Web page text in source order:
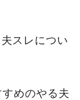
スレについ
めのやる夫